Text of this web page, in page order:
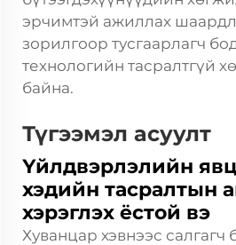
эрчимтэй ажиллах
зорилгоор тусгаарлагч
технологийн тасралтгүй
байна.
Түгээмэл асуулт
Үйлдвэрлэлийн
хэдийн тасралтын
хэрэглэх ёстой вэ
Хуванцар хэвнээс салгагч